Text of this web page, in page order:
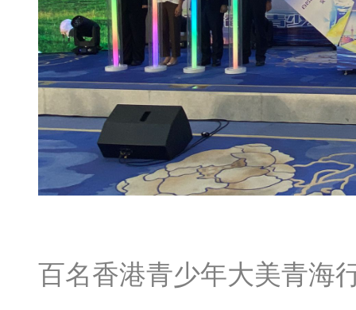
百名香港青少年大美青海